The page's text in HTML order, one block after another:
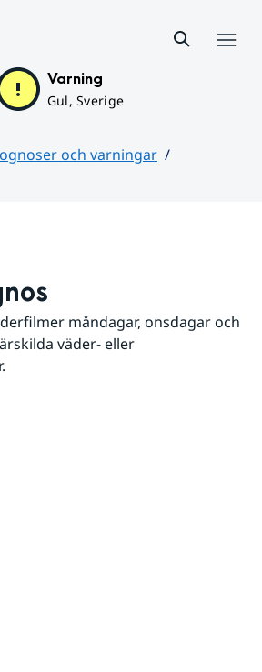
Varning
Gul, Sverige
och varningar
måndagar, onsdagar och
väder- eller